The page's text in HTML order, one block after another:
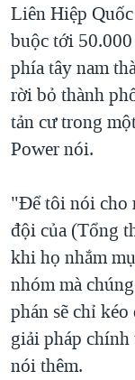
Liên Hiệp
buộc tới
phía tây nam
rời bỏ thành
tản cư trong
Power nói.
"Để tôi nói cho
đội của (Tổng
khi họ nhắm
nhóm mà
phán sẽ chỉ
giải pháp
nói thêm.